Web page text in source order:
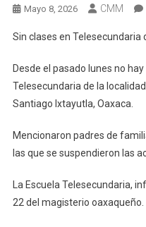
Mayo 8, 2026 CMM
Sin clases en Telesecundaria
Desde el pasado lunes no
Telesecundaria de la
Santiago Ixtayutla, Oaxaca.
Mencionaron padres de
las que se suspendieron las
La Escuela Telesecundaria,
22 del magisterio oaxaqueño.